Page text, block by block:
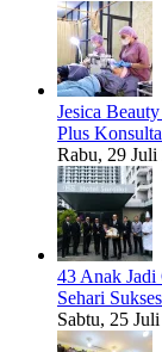
Jesica
Plus
Rabu, 29
43 Anak Jadi
Sehari
Sabtu, 25